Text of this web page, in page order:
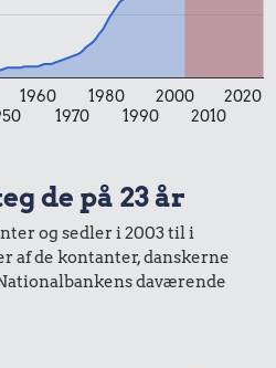
af forbrugerprisindekset fra
Statistik.
1960
1970
1980
1990
2000
2010
2020
de på 23 år
og sedler i 2003 til i
af de kontanter, danskerne
daværende